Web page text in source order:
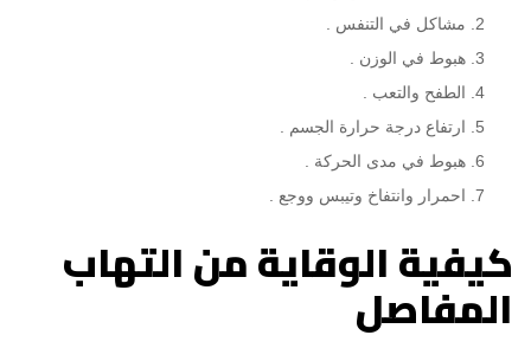
مشاكل في التنفس .
هبوط في الوزن .
الطفح والتعب .
ارتفاع درجة حرارة الجسم .
هبوط في مدى الحركة .
احمرار وانتفاخ وتيبس ووجع .
كيفية الوقاية من التهاب
المفاصل